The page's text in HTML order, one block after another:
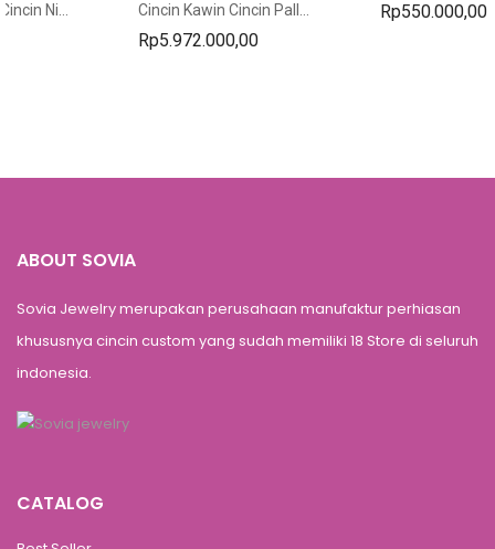
Rp5.972.000,00
Rp550.000,00
ABOUT SOVIA
Sovia Jewelry merupakan perusahaan manufaktur perhiasan
khususnya cincin custom yang sudah memiliki 18 Store di seluruh
indonesia.
CATALOG